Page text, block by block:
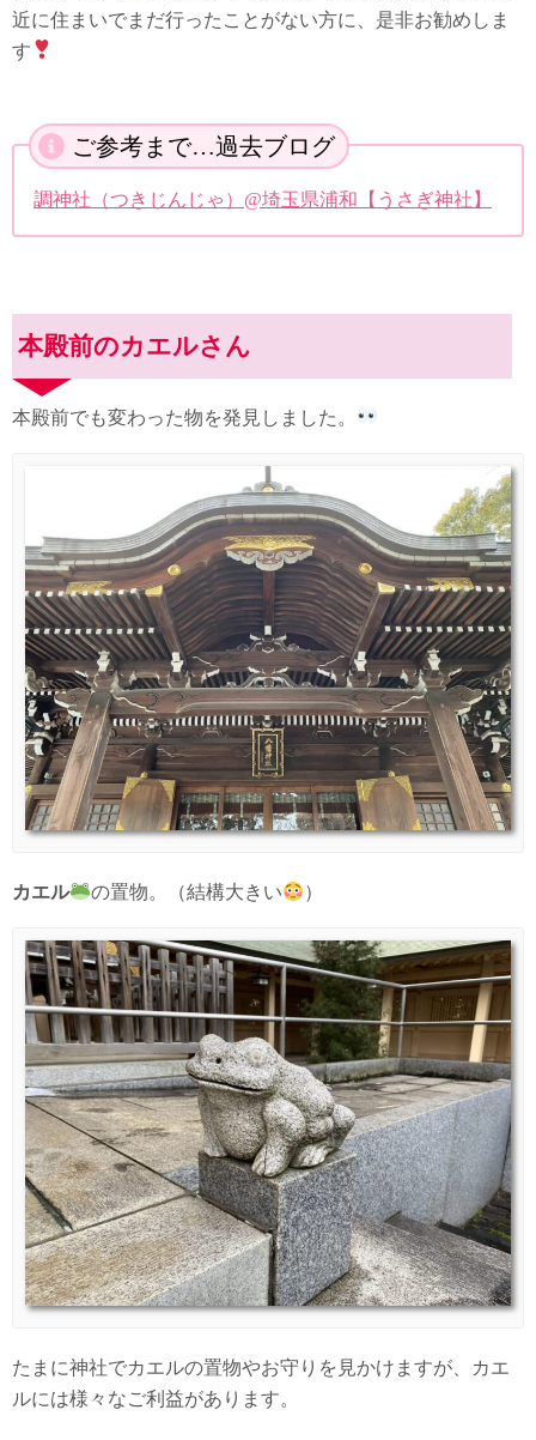
近に住まいでまだ行ったことがない方に、是非お勧めしま
す
ご参考まで…過去ブログ
調神社（つきじんじゃ）@埼玉県浦和【うさぎ神社】
本殿前のカエルさん
本殿前でも変わった物を発見しました。
カエル の置物。（結構大きい ）
たまに神社でカエルの置物やお守りを見かけますが、カエ
ルには様々なご利益があります。